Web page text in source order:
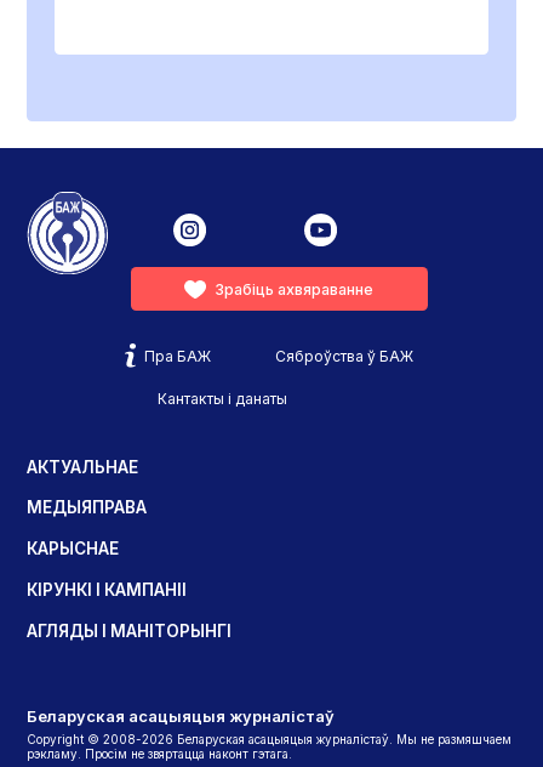
Зрабіць ахвяраванне
Пра БАЖ Сяброўства ў БАЖ
Кантакты і данаты
АКТУАЛЬНАЕ
МЕДЫЯПРАВА
КАРЫСНАЕ
КІРУНКІ І КАМПАНІІ
АГЛЯДЫ І МАНІТОРЫНГІ
Беларуская асацыяцыя журналістаў
Copyright © 2008-2026 Беларуская асацыяцыя журналістаў. Мы не размяшчаем
рэкламу. Просім не звяртацца наконт гэтага.